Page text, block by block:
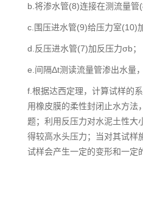
b.将渗水管(8)连接在测流量管
c.围压进水管(9)给压力室(10)
d.反压进水管(7)加反压力σb；
e.间隔Δt测读流量管渗出水量
f.根据达西定理，计算试样的
用橡皮膜的柔性封闭止水方法
题；利用反压力对水泥土性大
得较高水头压力；当对其试样
试样会产生一定的变形和一定